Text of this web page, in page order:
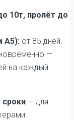
10т, пролёт до
А5): от 85 дней.
—
на каждый
сроки — для